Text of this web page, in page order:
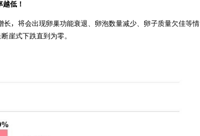
低！
长，将会出现卵巢功能衰退、卵泡数量减少、卵子质量欠佳等情
崖式下跌直到为零。